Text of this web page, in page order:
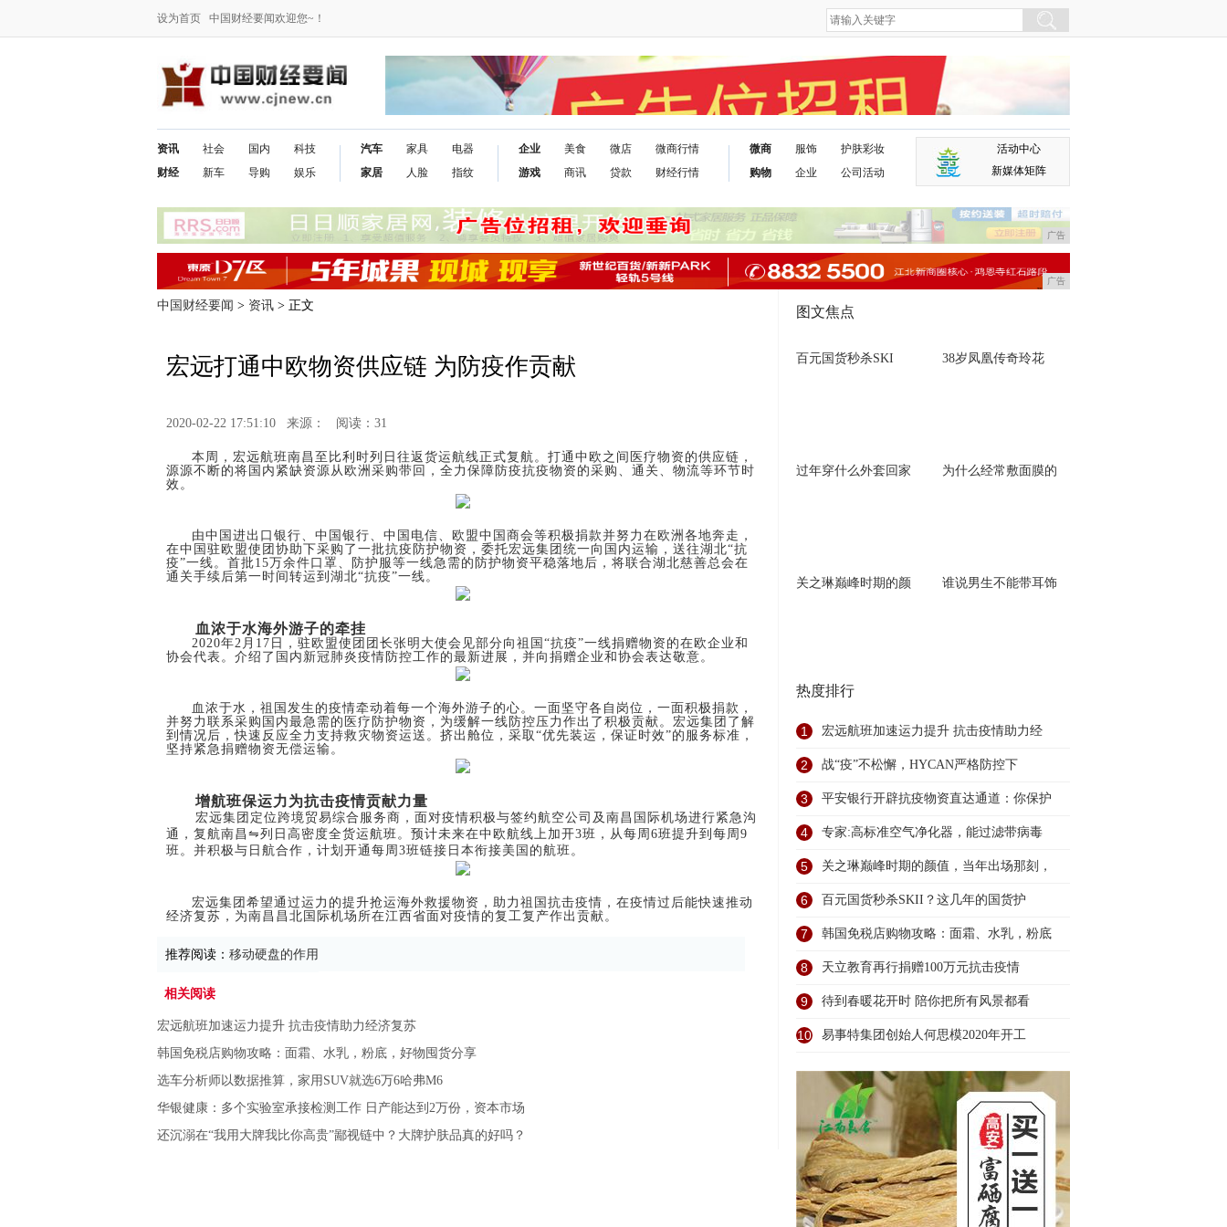
设为首页 中国财经要闻欢迎您~！
资讯
财经
社会
新车
国内
导购
科技
娱乐
汽车
家居
家具
人脸
电器
指纹
企业
游戏
美食
商讯
微店
贷款
微商行情
财经行情
微商
购物
服饰
企业
护肤彩妆
公司活动
活动中心
新媒体矩阵
广告
广告
中国财经要闻 > 资讯 > 正文
宏远打通中欧物资供应链 为防疫作贡献
2020-02-22 17:51:10 来源： 阅读：31
本周，宏远航班南昌至比利时列日往返货运航线正式复航。打通中欧之间医疗物资的供应链，
源源不断的将国内紧缺资源从欧洲采购带回，全力保障防疫抗疫物资的采购、通关、物流等环节时
效。
由中国进出口银行、中国银行、中国电信、欧盟中国商会等积极捐款并努力在欧洲各地奔走，
在中国驻欧盟使团协助下采购了一批抗疫防护物资，委托宏远集团统一向国内运输，送往湖北“抗
疫”一线。首批15万余件口罩、防护服等一线急需的防护物资平稳落地后，将联合湖北慈善总会在
通关手续后第一时间转运到湖北“抗疫”一线。
血浓于水海外游子的牵挂
2020年2月17日，驻欧盟使团团长张明大使会见部分向祖国“抗疫”一线捐赠物资的在欧企业和
协会代表。介绍了国内新冠肺炎疫情防控工作的最新进展，并向捐赠企业和协会表达敬意。
血浓于水，祖国发生的疫情牵动着每一个海外游子的心。一面坚守各自岗位，一面积极捐款，
并努力联系采购国内最急需的医疗防护物资，为缓解一线防控压力作出了积极贡献。宏远集团了解
到情况后，快速反应全力支持救灾物资运送。挤出舱位，采取“优先装运，保证时效”的服务标准，
坚持紧急捐赠物资无偿运输。
增航班保运力为抗击疫情贡献力量
宏远集团定位跨境贸易综合服务商，面对疫情积极与签约航空公司及南昌国际机场进行紧急沟
通，复航南昌 ⇋列日高密度全货运航班。预计未来在中欧航线上加开3班，从每周6班提升到每周9
班。并积极与日航合作，计划开通每周3班链接日本衔接美国的航班。
宏远集团希望通过运力的提升抢运海外救援物资，助力祖国抗击疫情，在疫情过后能快速推动
经济复苏，为南昌昌北国际机场所在江西省面对疫情的复工复产作出贡献。
推荐阅读： 移动硬盘的作用
相关阅读
宏远航班加速运力提升 抗击疫情助力经济复苏
韩国免税店购物攻略：面霜、水乳，粉底，好物囤货分享
选车分析师以数据推算，家用SUV就选6万6哈弗M6
华银健康：多个实验室承接检测工作 日产能达到2万份，资本市场
还沉溺在“我用大牌我比你高贵”鄙视链中？大牌护肤品真的好吗？
图文焦点
百元国货秒杀SKI 38岁凤凰传奇玲花
过年穿什么外套回家 为什么经常敷面膜的
关之琳巅峰时期的颜 谁说男生不能带耳饰
热度排行
1 宏远航班加速运力提升 抗击疫情助力经
2 战“疫”不松懈，HYCAN严格防控下
3 平安银行开辟抗疫物资直达通道：你保护
4 专家:高标准空气净化器，能过滤带病毒
5 关之琳巅峰时期的颜值，当年出场那刻，
6 百元国货秒杀SKII？这几年的国货护
7 韩国免税店购物攻略：面霜、水乳，粉底
8 天立教育再行捐赠100万元抗击疫情
9 待到春暖花开时 陪你把所有风景都看
10 易事特集团创始人何思模2020年开工